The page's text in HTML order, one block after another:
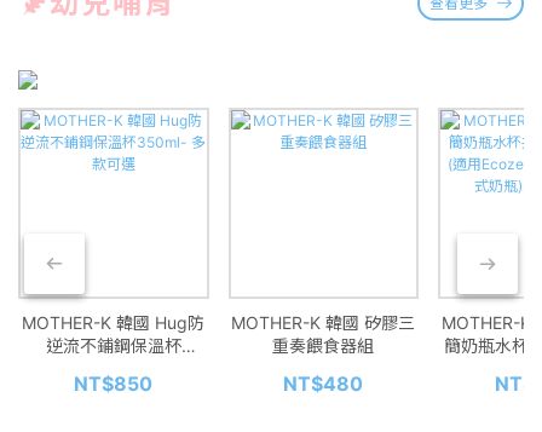
MOTHER-K 韓國 Hug防
逆流不鋪鋼保溫杯
NT$850
MOTHER-K 韓國 矽膠三
重奏餵食器組
NT$480
MOTHER-K
簡奶瓶水杯
拋棄式奶